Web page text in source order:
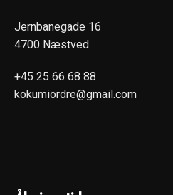
Jernbanegade 16
4700 Næstved
+45 25 66 68 88
kokumiordre@gmail.com